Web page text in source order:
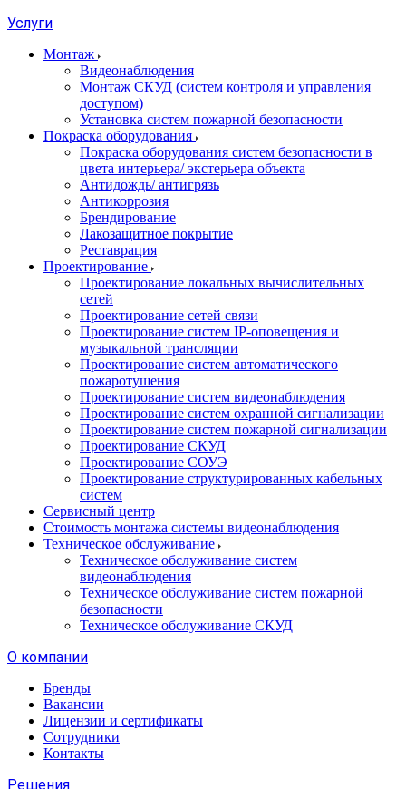
Услуги
Монтаж
Видеонаблюдения
Монтаж СКУД (систем контроля и управления
доступом)
Установка систем пожарной безопасности
Покраска оборудования
Покраска оборудования систем безопасности в
цвета интерьера/ экстерьера объекта
Антидождь/ антигрязь
Антикоррозия
Брендирование
Лакозащитное покрытие
Реставрация
Проектирование
Проектирование локальных вычислительных
сетей
Проектирование сетей связи
Проектирование систем IP-оповещения и
музыкальной трансляции
Проектирование систем автоматического
пожаротушения
Проектирование систем видеонаблюдения
Проектирование систем охранной сигнализации
Проектирование систем пожарной сигнализации
Проектирование СКУД
Проектирование СОУЭ
Проектирование структурированных кабельных
систем
Сервисный центр
Стоимость монтажа системы видеонаблюдения
Техническое обслуживание
Техническое обслуживание систем
видеонаблюдения
Техническое обслуживание систем пожарной
безопасности
Техническое обслуживание СКУД
О компании
Бренды
Вакансии
Лицензии и сертификаты
Сотрудники
Контакты
Решения